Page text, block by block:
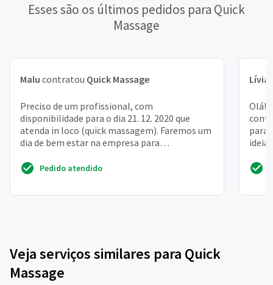
Esses são os últimos pedidos para Quick
Massage
Malu contratou Quick Massage
Preciso de um profissional, com
disponibilidade para o dia 21. 12. 2020 que
atenda in loco (quick massagem). Faremos um
dia de bem estar na empresa para
Pedido atendido
Lívia
Olá!
para
ideia
Veja serviços similares para Quick
Massage